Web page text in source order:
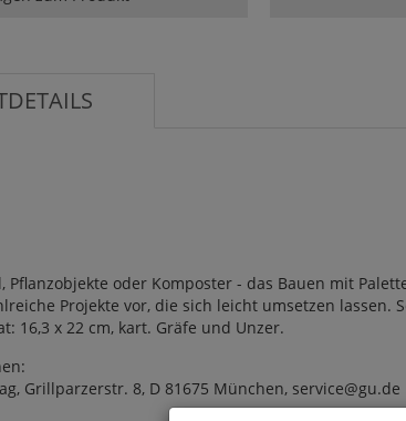
Pflanzobjekte oder Komposter - das Bauen mit
Projekte vor, die sich leicht umsetzen
16,3 x 22 cm, kart. Gräfe und Unzer.
Grillparzerstr. 8, D 81675 München, service@gu.de